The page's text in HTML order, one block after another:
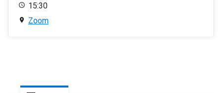
15:30
Zoom